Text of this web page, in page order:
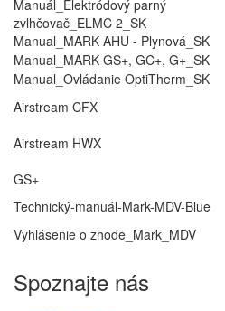
Manuál_Elektródový parný
zvlhčovač_ELMC 2_SK
Manual_MARK AHU - Plynová_SK
Manual_MARK GS+, GC+, G+_SK
Manual_Ovládanie OptiTherm_SK
Airstream CFX
Airstream HWX
GS+
Technický-manuál-Mark-MDV-Blue
Vyhlásenie o zhode_Mark_MDV
Spoznajte nás